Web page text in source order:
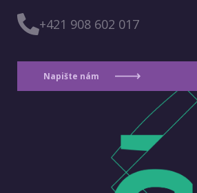
+421 908 602 017
Napište nám